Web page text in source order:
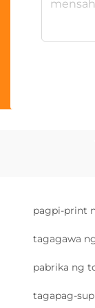
pagpi-print
tagagawa
pabrika ng
tagapag-